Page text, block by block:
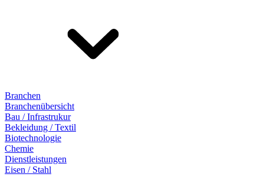
Branchen
Branchenübersicht
Bau / Infrastrukur
Bekleidung / Textil
Biotechnologie
Chemie
Dienstleistungen
Eisen / Stahl